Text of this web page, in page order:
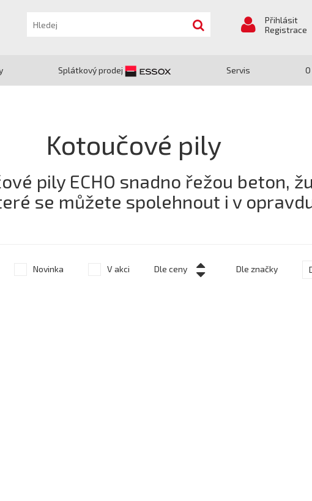
Přihlásit
Registrace
Splátkový prodej Servis
Kotoučové pily
pily ECHO snadno řežou beton,
se můžete spolehnout i v
Novinka V akci Dle ceny Dle značky